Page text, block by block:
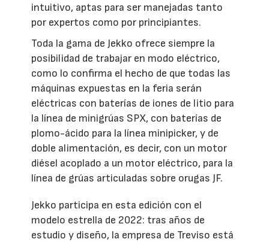
intuitivo, aptas para ser manejadas tanto
por expertos como por principiantes.
Toda la gama de Jekko ofrece siempre la
posibilidad de trabajar en modo eléctrico,
como lo confirma el hecho de que todas las
máquinas expuestas en la feria serán
eléctricas con baterías de iones de litio para
la línea de minigrúas SPX, con baterías de
plomo-ácido para la línea minipicker, y de
doble alimentación, es decir, con un motor
diésel acoplado a un motor eléctrico, para la
línea de grúas articuladas sobre orugas JF.
Jekko participa en esta edición con el
modelo estrella de 2022: tras años de
estudio y diseño, la empresa de Treviso está